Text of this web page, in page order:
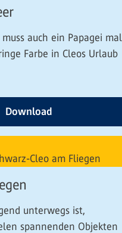
auch ein Papagei mal
Farbe in Cleos Urlaub
Download
unterwegs ist,
spannenden Objekten